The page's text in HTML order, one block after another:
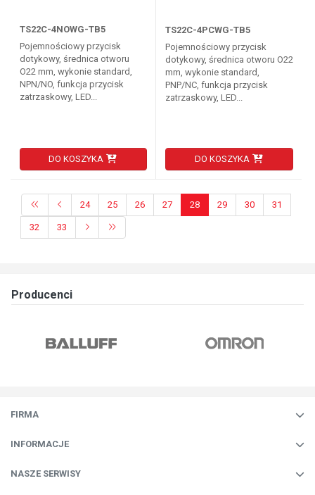
TS22C-4NOWG-TB5
Pojemnościowy przycisk
dotykowy, średnica otworu
O22 mm, wykonie standard,
NPN/NO, funkcja przycisk
zatrzaskowy, LED...
DO KOSZYKA
TS22C-4PCWG-TB5
Pojemnościowy przycisk
dotykowy, średnica otworu O22
mm, wykonie standard,
PNP/NC, funkcja przycisk
zatrzaskowy, LED...
DO KOSZYKA
24 25 26 27 28 29 30 31
32 33
Producenci
FIRMA
INFORMACJE
NASZE SERWISY